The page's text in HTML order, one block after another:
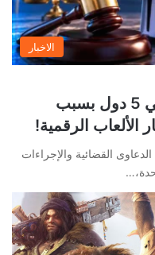
الاخبار
سوني تواجه دعاوى قضائية في 5 دول بسبب
الألعاب الرقمية!
القضائية والإجراءات